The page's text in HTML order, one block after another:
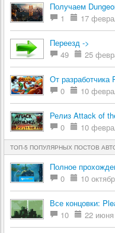
Получаем
1
17
Переезд ->
49
25
От
0
10
Релиз Attack of
0
10
ТОП-5 ПОПУЛЯРНЫХ ПОСТОВ
Полное
0
10
Все концовки:
10
22 июня